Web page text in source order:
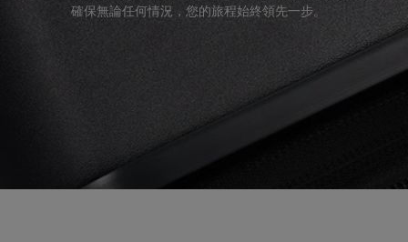
確保無論任何情況，您的旅程始終領先一步。